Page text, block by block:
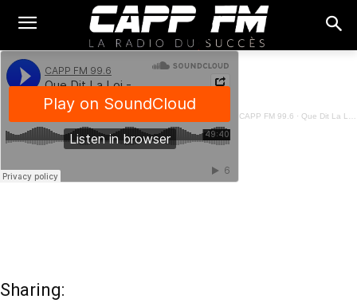
CAPP FM 99.6 · Que Dit La Loi - Prescriptions Immobilières - 02 Juillet 2024
Sharing: